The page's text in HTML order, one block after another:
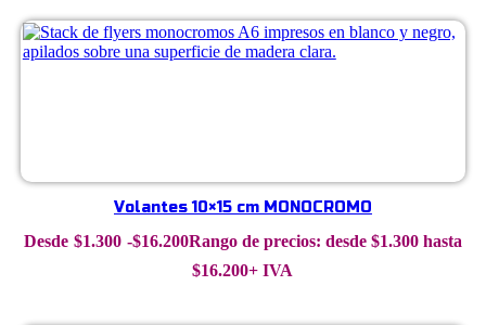
Volantes 10×15 cm MONOCROMO
$1.300 -$16.200Rango de precios: desde $1.300 hasta
$16.200+ IVA